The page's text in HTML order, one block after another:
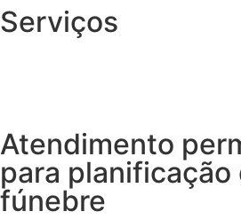
Serviços
Atendimento
para
fúnebre